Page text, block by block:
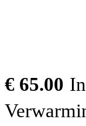
€ 65.00